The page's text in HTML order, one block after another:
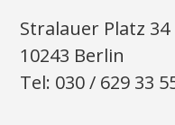
Stralauer Platz 34
10243 Berlin
Tel: 030 / 629 33